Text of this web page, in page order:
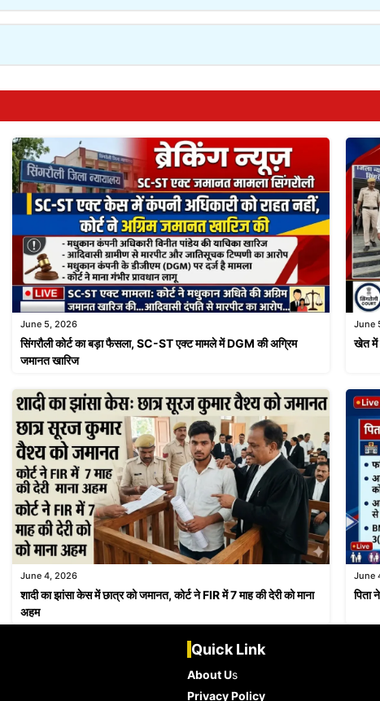
June 5, 2026
सिंगरौली कोर्ट का बड़ा फैसला, SC-ST एक्ट मामले में DGM की अग्रिम
जमानत खारिज
June
खेत में
June 4, 2026
शादी का झांसा केस में छात्र को जमानत, कोर्ट ने FIR में 7 माह की देरी को माना
अहम
June
पिता
Quick Link
About Us
Privacy Policy